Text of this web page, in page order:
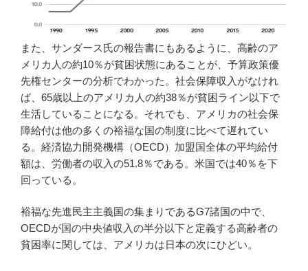
また、サンダース氏の報告書にもあるように、高齢のア
メリカ人の約10％が貧困状態にあることが、予算政策優
先権センターの分析でわかった。社会保障収入がなけれ
ば、65歳以上のアメリカ人の約38％が貧困ライン以下で
生活していることになる。それでも、アメリカの社会保
障給付は他の多くの裕福な国の制度に比べて遅れてい
る。経済協力開発機構（OECD）加盟国全体の平均給付
額は、労働者の収入の51.8％である。米国では40％を下
回っている。
裕福な先進民主主義国の集まりであるG7諸国の中で、
OECDが国の中央値収入の半分以下と定義する高齢者の
貧困率に関しては、アメリカは日本の次にひどい。